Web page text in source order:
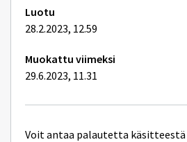
Luotu
28.2.2023, 12.59
Muokattu viimeksi
29.6.2023, 11.31
Voit antaa palautetta käsitteestä